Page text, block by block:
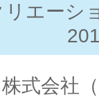
リエーシ
2018
式会社